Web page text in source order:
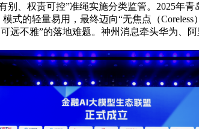
、权责可控”准绳实施分类监管。2025年
的轻量易用，最终迈向“无焦点（
不雅”的落地难题。神州消息牵头华为、